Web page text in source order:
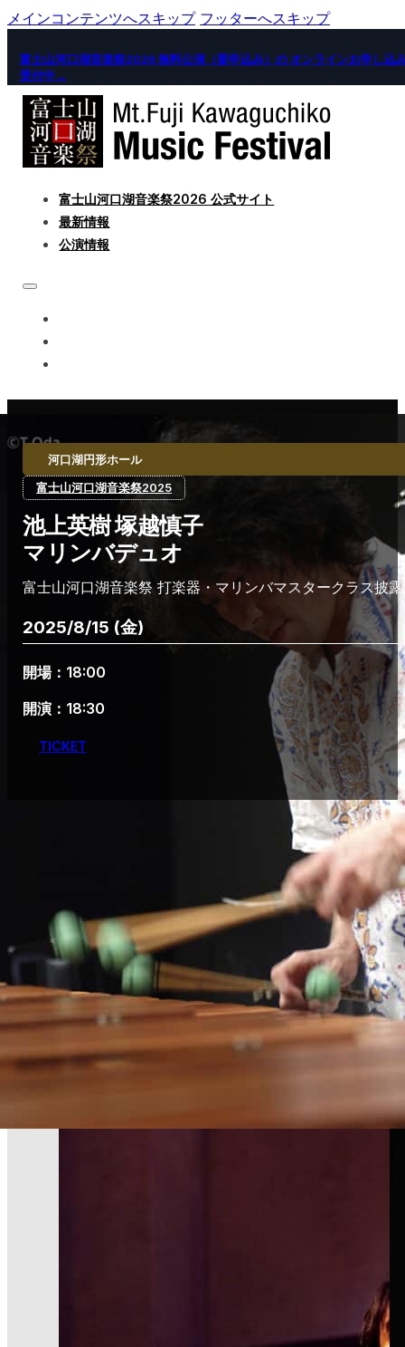
メインコンテンツへスキップ フッターへスキップ
富士山河口湖音楽祭2026 無料公演（要申込み）の オンラインお申し込
受付中→
富士山河口湖音楽祭2026 公式サイト
最新情報
公演情報
河口湖円形ホール
富士山河口湖音楽祭2025
池上英樹 塚越慎子
マリンバデュオ
富士山河口湖音楽祭 打楽器・マリンバマスタークラス披
2025/8/15 (金)
開場：18:00
開演：18:30
TICKET